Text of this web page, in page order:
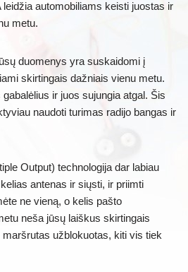
automobiliams keisti juostas ir
metu.
duomenys yra suskaidomi į
skirtingais dažniais vienu metu.
ir juos sujungia atgal. Šis
naudoti turimas radijo bangas ir
Output) technologija dar labiau
antenas ir siųsti, ir priimti
ne vieną, o kelis pašto
neša jūsų laiškus skirtingais
užblokuotas, kiti vis tiek